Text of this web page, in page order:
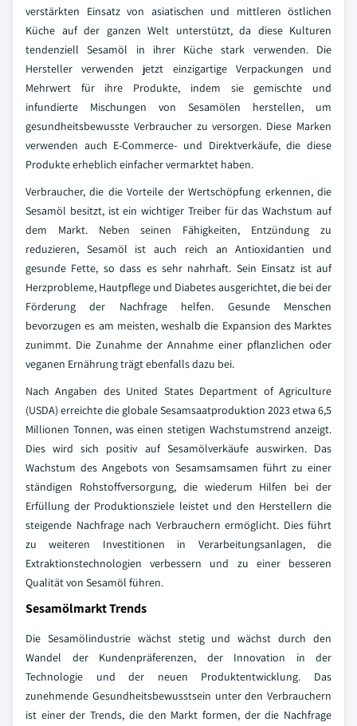
verstärkten Einsatz von asiatischen und mittleren östlichen
Küche auf der ganzen Welt unterstützt, da diese Kulturen
tendenziell Sesamöl in ihrer Küche stark verwenden. Die
Hersteller verwenden jetzt einzigartige Verpackungen und
Mehrwert für ihre Produkte, indem sie gemischte und
infundierte Mischungen von Sesamölen herstellen, um
gesundheitsbewusste Verbraucher zu versorgen. Diese Marken
verwenden auch E-Commerce- und Direktverkäufe, die diese
Produkte erheblich einfacher vermarktet haben.
Verbraucher, die die Vorteile der Wertschöpfung erkennen, die
Sesamöl besitzt, ist ein wichtiger Treiber für das Wachstum auf
dem Markt. Neben seinen Fähigkeiten, Entzündung zu
reduzieren, Sesamöl ist auch reich an Antioxidantien und
gesunde Fette, so dass es sehr nahrhaft. Sein Einsatz ist auf
Herzprobleme, Hautpflege und Diabetes ausgerichtet, die bei der
Förderung der Nachfrage helfen. Gesunde Menschen
bevorzugen es am meisten, weshalb die Expansion des Marktes
zunimmt. Die Zunahme der Annahme einer pflanzlichen oder
veganen Ernährung trägt ebenfalls dazu bei.
Nach Angaben des United States Department of Agriculture
(USDA) erreichte die globale Sesamsaatproduktion 2023 etwa 6,5
Millionen Tonnen, was einen stetigen Wachstumstrend anzeigt.
Dies wird sich positiv auf Sesamölverkäufe auswirken. Das
Wachstum des Angebots von Sesamsamsamen führt zu einer
ständigen Rohstoffversorgung, die wiederum Hilfen bei der
Erfüllung der Produktionsziele leistet und den Herstellern die
steigende Nachfrage nach Verbrauchern ermöglicht. Dies führt
zu weiteren Investitionen in Verarbeitungsanlagen, die
Extraktionstechnologien verbessern und zu einer besseren
Qualität von Sesamöl führen.
Sesamölmarkt Trends
Die Sesamölindustrie wächst stetig und wächst durch den
Wandel der Kundenpräferenzen, der Innovation in der
Technologie und der neuen Produktentwicklung. Das
zunehmende Gesundheitsbewusstsein unter den Verbrauchern
ist einer der Trends, die den Markt formen, der die Nachfrage